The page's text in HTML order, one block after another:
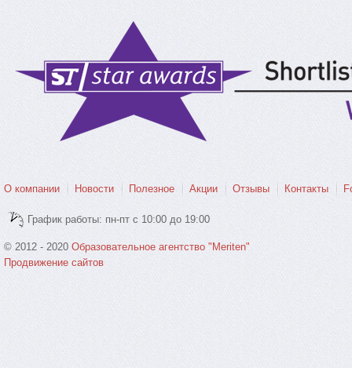
О компании Новости Полезное Акции Отзывы Контакты
График работы: пн-пт с 10:00 до 19:00
© 2012 - 2020 Образовательное агентство "Meriten"
Продвижение сайтов